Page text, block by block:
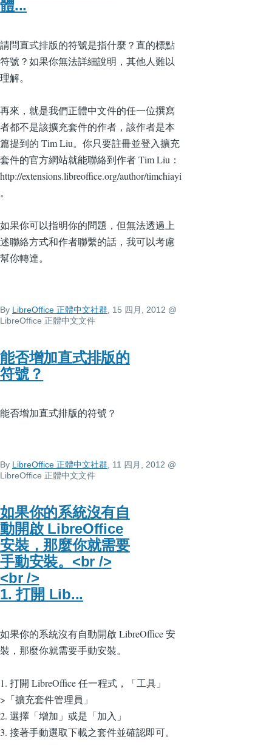
體...
請問直式排版的符號是指什麼？直的標點
符號？如果你無法詳細說明，其他人難以
理解。
再來，就是我們正體中文件的任一位撰寫
者都不是該擴充套件的作者，該作者是本
篇提到的 Tim Liu。你只要註冊並登入擴充
套件的官方網站就能聯絡到作者 Tim Liu：
http://extensions.libreoffice.org/author/timchiayi
。
如果你可以指明你的問題，但無法透過上
述聯絡方式和作者聯繫的話，我可以考慮
幫你轉達。
By LibreOffice 正體中文社群 , 15 四月, 2012 @
LibreOffice 正體中文文件
能否增加直式排版的
符號？
能否增加直式排版的符號？
By LibreOffice 正體中文社群, 11 四月, 2012 @
LibreOffice 正體中文文件
如果你的系統沒有自
動開啟 LibreOffice
安裝，那麼你就需要
手動安裝。<br />
<br />
1. 打開 Lib...
如果你的系統沒有自動開啟 LibreOffice 安
裝，那麼你就需要手動安裝。
1. 打開 LibreOffice 任一程式，「工具」
>「擴充套件管理員」
2. 選擇「增加」或是「加入」
3. 接著手動選取下載之套件並確認即可。